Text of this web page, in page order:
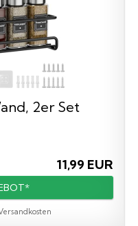
2er Set
11,99 EUR